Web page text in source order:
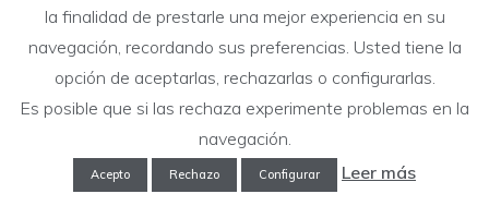
la finalidad de prestarle una mejor experiencia en su
navegación, recordando sus preferencias. Usted tiene la
opción de aceptarlas, rechazarlas o configurarlas.
Es posible que si las rechaza experimente problemas en la
navegación.
Acepto Rechazo Configurar Leer más